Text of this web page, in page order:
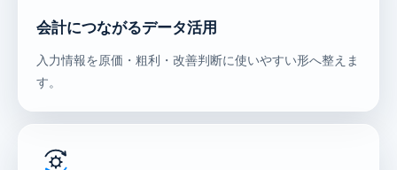
会計につながるデータ活用
入力情報を原価・粗利・改善判断に使いやすい形へ整えま
す。